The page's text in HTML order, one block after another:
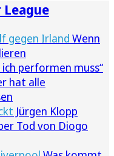
League
gegen Irland Wenn
ich performen muss“
hat alle
Jürgen Klopp
Tod von Diogo